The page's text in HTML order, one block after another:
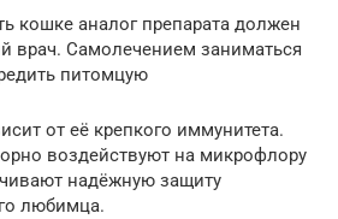
кошке аналог препарата должен
врач. Самолечением заниматься
питомцую
от её крепкого иммунитета.
воздействуют на микрофлору
надёжную защиту
любимца.